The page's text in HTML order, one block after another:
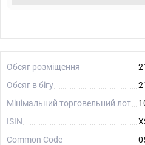
Обсяг розміщення
Обсяг в бігу
Мінімальний торговельний лот
ISIN
Common Code